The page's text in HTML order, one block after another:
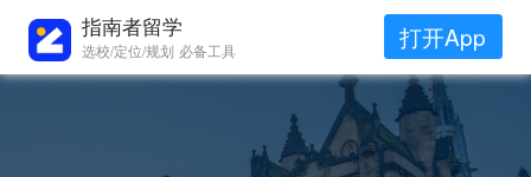
指南者留学
选校/定位/规划 必备工具 打开App